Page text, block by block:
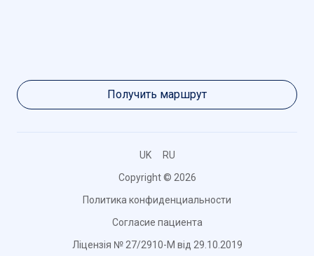
Получить маршрут
UK
RU
Copyright © 2026
Политика конфиденциальности
Согласие пациента
Ліцензія № 27/2910-М від 29.10.2019